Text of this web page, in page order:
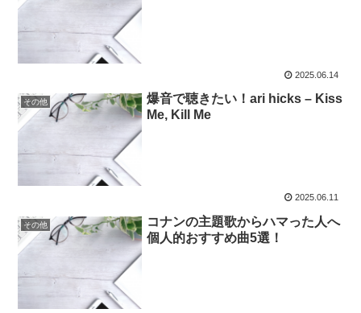
2025.06.14
その他
爆音で聴きたい！ari hicks – Kiss
Me, Kill Me
2025.06.11
その他
コナンの主題歌からハマった人へ
個人的おすすめ曲5選！